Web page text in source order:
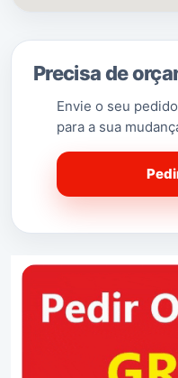
Precisa de
Envie o seu
para a sua